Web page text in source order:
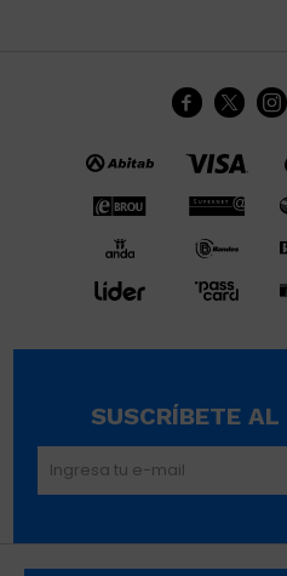
  
SUSCRÍBETE